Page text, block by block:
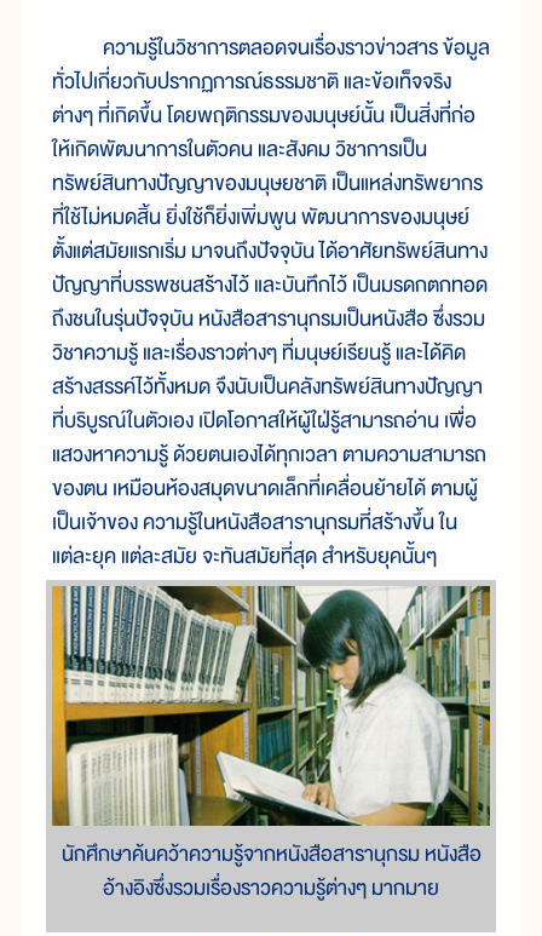
ความรู้ในวิชาการตลอดจนเรื่องราวข่าวสาร ข้อมูล
ทั่วไปเกี่ยวกับปรากฏการณ์ธรรมชาติ และข้อเท็จจริง
ต่างๆ ที่เกิดขึ้น โดยพฤติกรรมของมนุษย์นั้น เป็นสิ่งที่ก่อ
ให้เกิดพัฒนาการในตัวคน และสังคม วิชาการเป็น
ทรัพย์สินทางปัญญาของมนุษยชาติ เป็นแหล่งทรัพยากร
ที่ใช้ไม่หมดสิ้น ยิ่งใช้ก็ยิ่งเพิ่มพูน พัฒนาการของมนุษย์
ตั้งแต่สมัยแรกเริ่ม มาจนถึงปัจจุบัน ได้อาศัยทรัพย์สินทาง
ปัญญาที่บรรพชนสร้างไว้ และบันทึกไว้ เป็นมรดกตกทอด
ถึงชนในรุ่นปัจจุบัน หนังสือสารานุกรมเป็นหนังสือ ซึ่งรวม
วิชาความรู้ และเรื่องราวต่างๆ ที่มนุษย์เรียนรู้ และได้คิด
สร้างสรรค์ไว้ทั้งหมด จึงนับเป็นคลังทรัพย์สินทางปัญญา
ที่บริบูรณ์ในตัวเอง เปิดโอกาสให้ผู้ใฝ่รู้สามารถอ่าน เพื่อ
แสวงหาความรู้ ด้วยตนเองได้ทุกเวลา ตามความสามารถ
ของตน เหมือนห้องสมุดขนาดเล็กที่เคลื่อนย้ายได้ ตามผู้
เป็นเจ้าของ ความรู้ในหนังสือสารานุกรมที่สร้างขึ้น ใน
แต่ละยุค แต่ละสมัย จะทันสมัยที่สุด สำหรับยุคนั้นๆ
นักศึกษาค้นคว้าความรู้จากหนังสือสารานุกรม หนังสือ
อ้างอิงซึ่งรวมเรื่องราวความรู้ต่างๆ มากมาย